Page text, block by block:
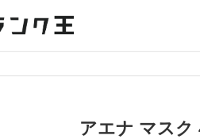
アエナ マスク